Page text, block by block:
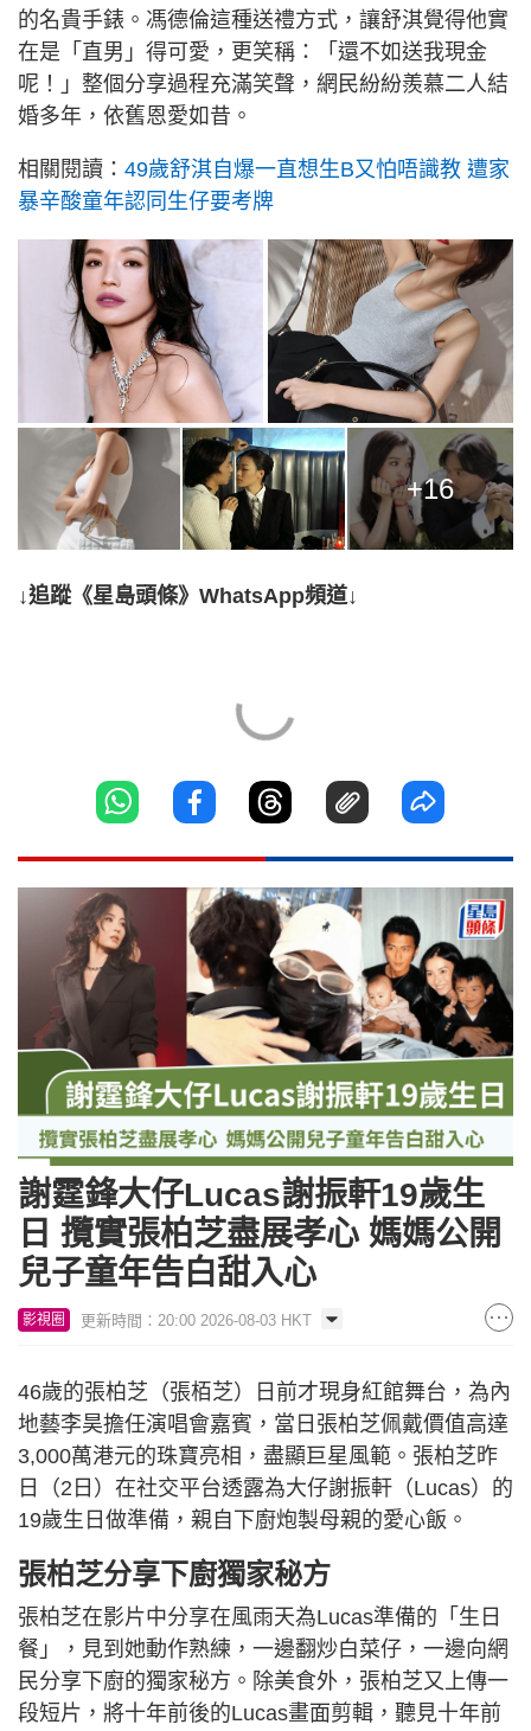
的名貴手錶。馮德倫這種送禮方式，讓舒淇覺得他實
在是「直男」得可愛，更笑稱：「還不如送我現金
呢！」整個分享過程充滿笑聲，網民紛紛羨慕二人結
婚多年，依舊恩愛如昔。
相關閱讀： 49歲舒淇自爆一直想生B又怕唔識教 遭家
暴辛酸童年認同生仔要考牌
+16
↓追蹤《星島頭條》WhatsApp頻道↓
謝霆鋒大仔Lucas謝振軒19歲生
日 攬實張柏芝盡展孝心 媽媽公開
兒子童年告白甜入心
影視圈 更新時間：20:00 2026-08-03 HKT
46歲的張柏芝（張栢芝）日前才現身紅館舞台，為內
地藝李昊擔任演唱會嘉賓，當日張柏芝佩戴價值高達
3,000萬港元的珠寶亮相，盡顯巨星風範。張柏芝昨
日（2日）在社交平台透露為大仔謝振軒（Lucas）的
19歲生日做準備，親自下廚炮製母親的愛心飯。
張柏芝分享下廚獨家秘方
張柏芝在影片中分享在風雨天為Lucas準備的「生日
餐」，見到她動作熟練，一邊翻炒白菜仔，一邊向網
民分享下廚的獨家秘方。除美食外，張柏芝又上傳一
段短片，將十年前後的Lucas畫面剪輯，聽見十年前